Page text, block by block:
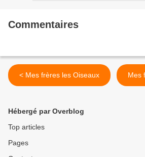
Commentaires
< Mes frères les Oiseaux
Hébergé par Overblog
Top articles
Pages